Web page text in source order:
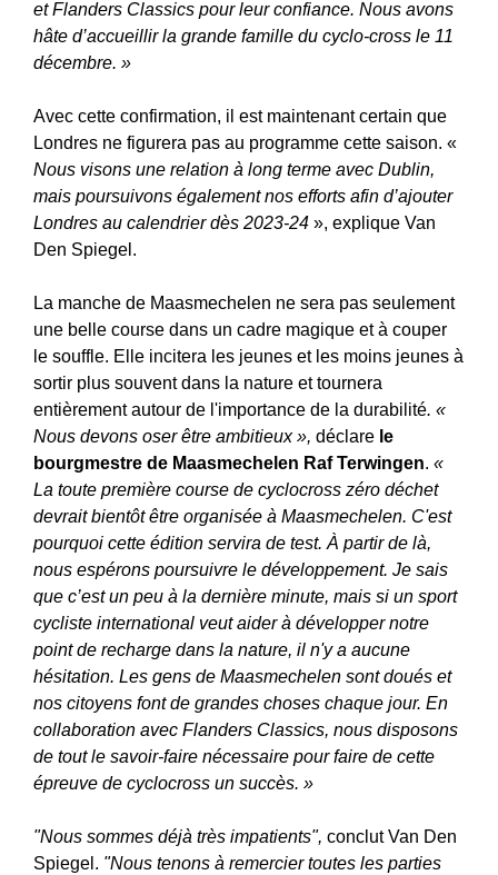
et Flanders Classics pour leur confiance. Nous avons
hâte d’accueillir la grande famille du cyclo-cross le 11
décembre. »
Avec cette confirmation, il est maintenant certain que
Londres ne figurera pas au programme cette saison. «
Nous visons une relation à long terme avec Dublin,
mais poursuivons également nos efforts afin d’ajouter
Londres au calendrier dès 2023-24 », explique Van
Den Spiegel.
La manche de Maasmechelen ne sera pas seulement
une belle course dans un cadre magique et à couper
le souffle. Elle incitera les jeunes et les moins jeunes à
sortir plus souvent dans la nature et tournera
entièrement autour de l'importance de la durabilité. «
Nous devons oser être ambitieux », déclare le
bourgmestre de Maasmechelen Raf Terwingen. «
La toute première course de cyclocross zéro déchet
devrait bientôt être organisée à Maasmechelen. C'est
pourquoi cette édition servira de test. À partir de là,
nous espérons poursuivre le développement. Je sais
que c’est un peu à la dernière minute, mais si un sport
cycliste international veut aider à développer notre
point de recharge dans la nature, il n'y a aucune
hésitation. Les gens de Maasmechelen sont doués et
nos citoyens font de grandes choses chaque jour. En
collaboration avec Flanders Classics, nous disposons
de tout le savoir-faire nécessaire pour faire de cette
épreuve de cyclocross un succès. »
"Nous sommes déjà très impatients", conclut Van Den
Spiegel. "Nous tenons à remercier toutes les parties